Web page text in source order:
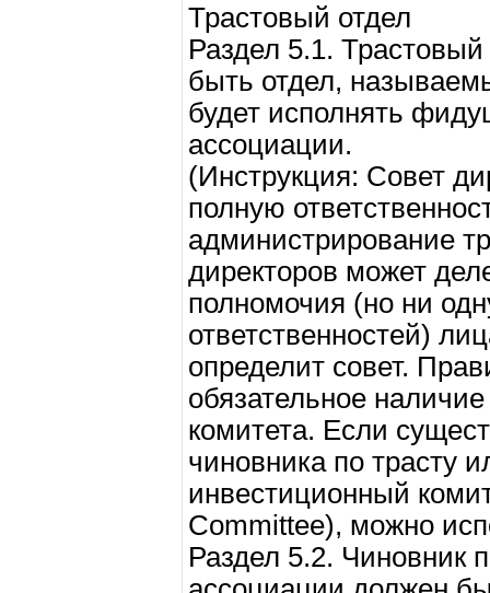
Трастовый отдел
Раздел 5.1.
быть отдел,
будет исполнять
ассоциации.
(Инструкция: Совет
полную
администрирование
директоров может
полномочия (но ни
ответственностей)
определит совет.
обязательное наличие
комитета. Если
чиновника по трасту
инвестиционный
Committee), можно
Раздел 5.2. Чиновник